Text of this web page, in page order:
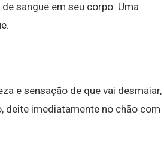
de sangue em seu corpo. Uma
e sensação de que vai desmaiar,
deite imediatamente no chão com